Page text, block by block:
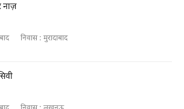
नाज़
निवास : मुरादाबाद